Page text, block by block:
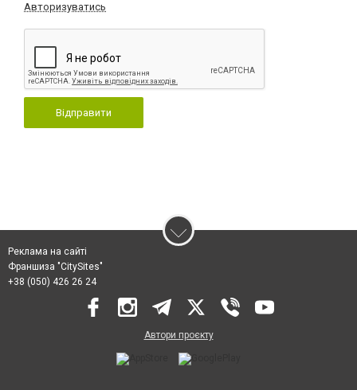
Авторизуватись
Відправити
Реклама на сайті
Франшиза "CitySites"
+38 (050) 426 26 24
Автори проєкту